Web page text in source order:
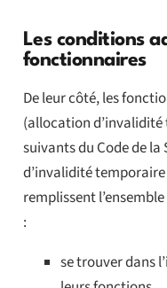
Les conditions
fonctionnaires
De leur côté, les
(allocation
suivants du Code de la
d’invalidité temporaire
remplissent
:
se trouver dans